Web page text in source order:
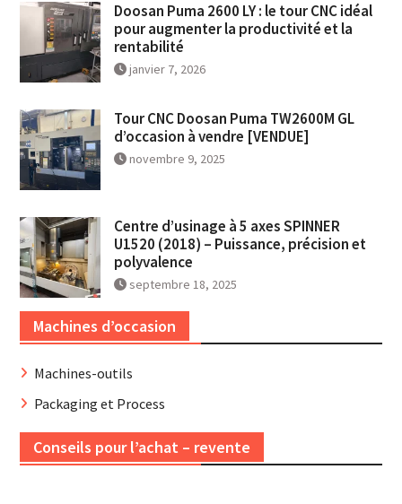
Doosan Puma 2600 LY : le tour CNC idéal
pour augmenter la productivité et la
rentabilité
janvier 7, 2026
Tour CNC Doosan Puma TW2600M GL
d’occasion à vendre [VENDUE]
novembre 9, 2025
Centre d’usinage à 5 axes SPINNER
U1520 (2018) – Puissance, précision et
polyvalence
septembre 18, 2025
Machines d’occasion
Machines-outils
Packaging et Process
Conseils pour l’achat – revente